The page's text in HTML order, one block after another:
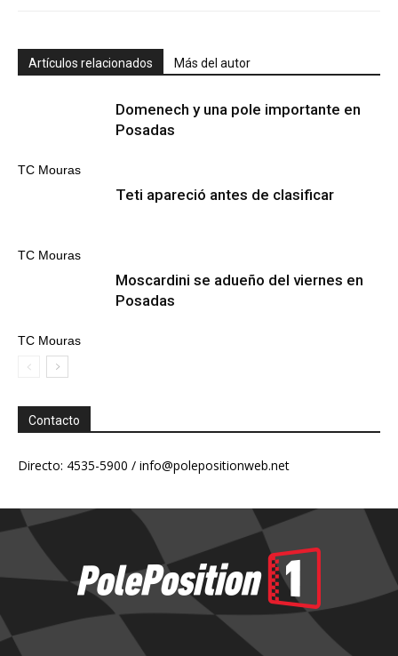
Artículos relacionados Más del autor
TC Mouras
Domenech y una pole importante en
Posadas
TC Mouras
Teti apareció antes de clasificar
TC Mouras
Moscardini se adueño del viernes en
Posadas
Contacto
Directo: 4535-5900 / info@polepositionweb.net